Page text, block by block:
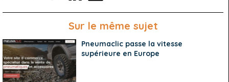
Sur le même sujet
Pneumaclic passe la vitesse
supérieure en Europe